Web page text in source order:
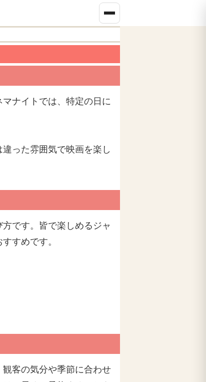
ナイトでは、特定の日に
った雰囲気で映画を楽し
です。皆で楽しめるジャ
すめです。
客の気分や季節に合わせ